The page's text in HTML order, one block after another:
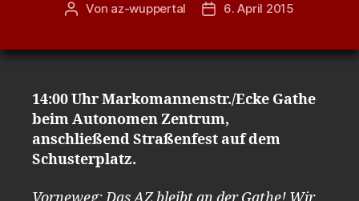
Beitragsautor
Von az-wuppertal Veröffentlichungsdatum
6. April 2015
14:00 Uhr Markomannenstr./Ecke Gathe
beim Autonomen Zentrum,
anschließend Straßenfest auf dem
Schusterplatz.